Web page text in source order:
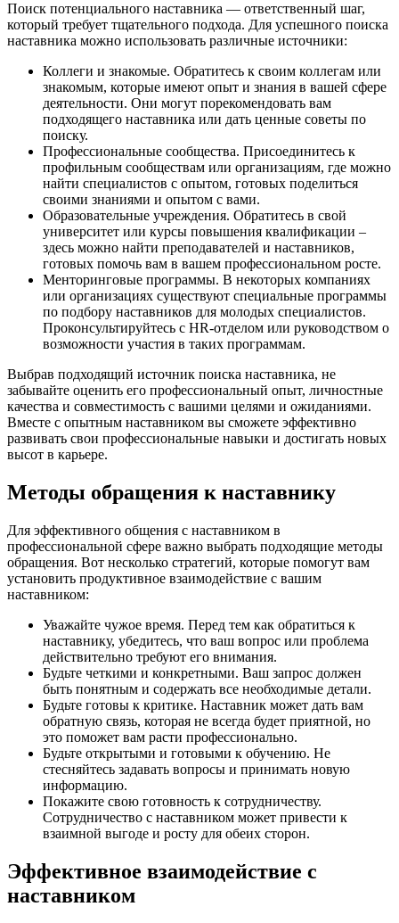
Поиск потенциального наставника — ответственный шаг,
который требует тщательного подхода. Для успешного поиска
наставника можно использовать различные источники:
Коллеги и знакомые. Обратитесь к своим коллегам или
знакомым, которые имеют опыт и знания в вашей сфере
деятельности. Они могут порекомендовать вам
подходящего наставника или дать ценные советы по
поиску.
Профессиональные сообщества. Присоединитесь к
профильным сообществам или организациям, где можно
найти специалистов с опытом, готовых поделиться
своими знаниями и опытом с вами.
Образовательные учреждения. Обратитесь в свой
университет или курсы повышения квалификации –
здесь можно найти преподавателей и наставников,
готовых помочь вам в вашем профессиональном росте.
Менторинговые программы. В некоторых компаниях
или организациях существуют специальные программы
по подбору наставников для молодых специалистов.
Проконсультируйтесь с HR-отделом или руководством о
возможности участия в таких программам.
Выбрав подходящий источник поиска наставника, не
забывайте оценить его профессиональный опыт, личностные
качества и совместимость с вашими целями и ожиданиями.
Вместе с опытным наставником вы сможете эффективно
развивать свои профессиональные навыки и достигать новых
высот в карьере.
Методы обращения к наставнику
Для эффективного общения с наставником в
профессиональной сфере важно выбрать подходящие методы
обращения. Вот несколько стратегий, которые помогут вам
установить продуктивное взаимодействие с вашим
наставником:
Уважайте чужое время. Перед тем как обратиться к
наставнику, убедитесь, что ваш вопрос или проблема
действительно требуют его внимания.
Будьте четкими и конкретными. Ваш запрос должен
быть понятным и содержать все необходимые детали.
Будьте готовы к критике. Наставник может дать вам
обратную связь, которая не всегда будет приятной, но
это поможет вам расти профессионально.
Будьте открытыми и готовыми к обучению. Не
стесняйтесь задавать вопросы и принимать новую
информацию.
Покажите свою готовность к сотрудничеству.
Сотрудничество с наставником может привести к
взаимной выгоде и росту для обеих сторон.
Эффективное взаимодействие с
наставником